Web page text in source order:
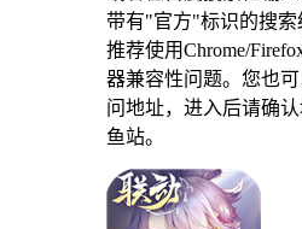
带有"官方"标识的搜索
推荐使用Chrome/
器兼容性问题。您也
问地址，进入后请确
鱼站。